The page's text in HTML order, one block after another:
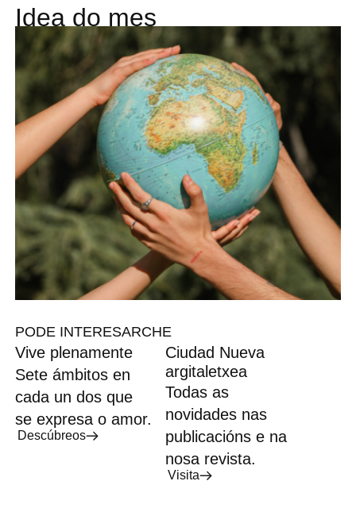
Idea do mes
PODE INTERESARCHE
Ciudad Nueva
argitaletxea
Todas as
novidades nas
publicacións e na
nosa revista.
Visita
Vive plenamente
Sete ámbitos en
cada un dos que
se expresa o amor.
Descúbreos